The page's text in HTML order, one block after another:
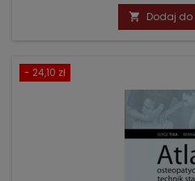
 Dodaj do
- 24,10 zł